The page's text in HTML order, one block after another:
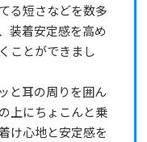
る短さなどを数多
装着安定感を高め
ことができまし
と耳の周りを囲ん
上にちょこんと乗
け心地と安定感を